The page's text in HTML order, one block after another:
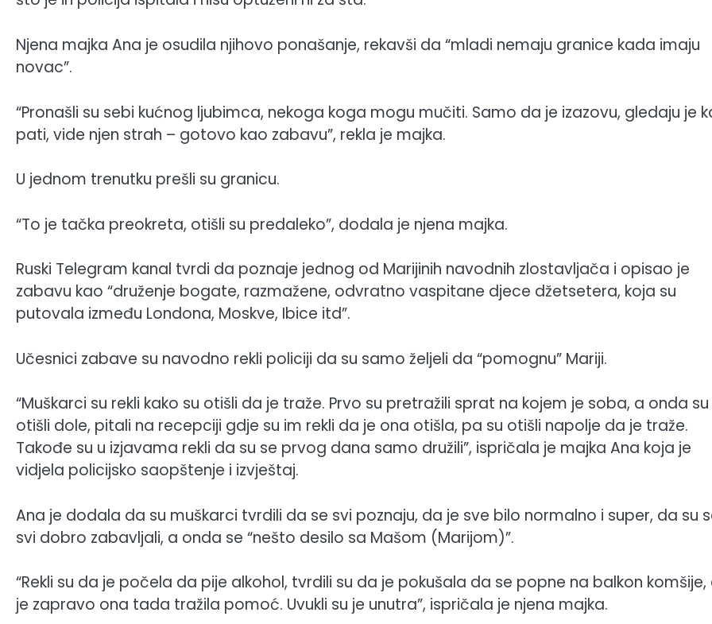
Njena majka Ana je osudila njihovo ponašanje, rekavši da “mladi nemaju granice kada imaju
novac”.
“Pronašli su sebi kućnog ljubimca, nekoga koga mogu mučiti. Samo da je izazovu, gledaju je
pati, vide njen strah – gotovo kao zabavu”, rekla je majka.
U jednom trenutku prešli su granicu.
“To je tačka preokreta, otišli su predaleko”, dodala je njena majka.
Ruski Telegram kanal tvrdi da poznaje jednog od Marijinih navodnih zlostavljača i opisao je
zabavu kao “druženje bogate, razmažene, odvratno vaspitane djece džetsetera, koja su
putovala između Londona, Moskve, Ibice itd”.
Učesnici zabave su navodno rekli policiji da su samo željeli da “pomognu” Mariji.
“Muškarci su rekli kako su otišli da je traže. Prvo su pretražili sprat na kojem je soba, a onda su
otišli dole, pitali na recepciji gdje su im rekli da je ona otišla, pa su otišli napolje da je traže.
Takođe su u izjavama rekli da su se prvog dana samo družili”, ispričala je majka Ana koja je
vidjela policijsko saopštenje i izvještaj.
Ana je dodala da su muškarci tvrdili da se svi poznaju, da je sve bilo normalno i super, da su
svi dobro zabavljali, a onda se “nešto desilo sa Mašom (Marijom)”.
“Rekli su da je počela da pije alkohol, tvrdili su da je pokušala da se popne na balkon komšije,
je zapravo ona tada tražila pomoć. Uvukli su je unutra”, ispričala je njena majka.